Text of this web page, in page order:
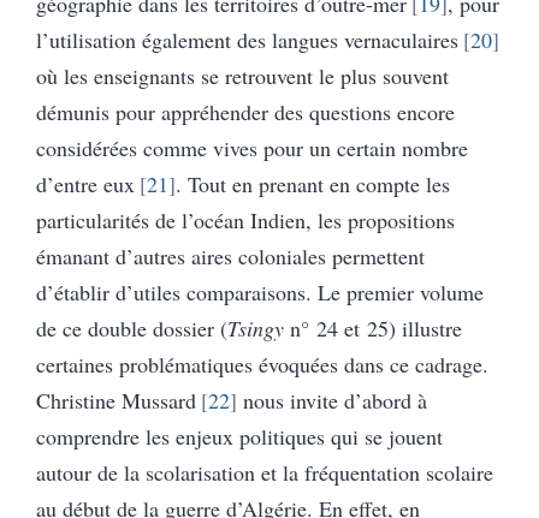
l’utilisation également des langues vernaculaires 20
où les enseignants se retrouvent le plus souvent
démunis pour appréhender des questions encore
considérées comme vives pour un certain nombre
d’entre eux 21 . Tout en prenant en compte les
particularités de l’océan Indien, les propositions
émanant d’autres aires coloniales permettent
d’établir d’utiles comparaisons. Le premier volume
de ce double dossier (Tsingy n° 24 et 25) illustre
certaines problématiques évoquées dans ce cadrage.
Christine Mussard 22 nous invite d’abord à
comprendre les enjeux politiques qui se jouent
autour de la scolarisation et la fréquentation scolaire
au début de la guerre d’Algérie. En effet, en